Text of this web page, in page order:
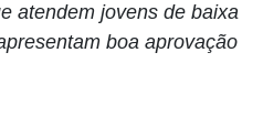
atendem jovens de baixa
boa aprovação